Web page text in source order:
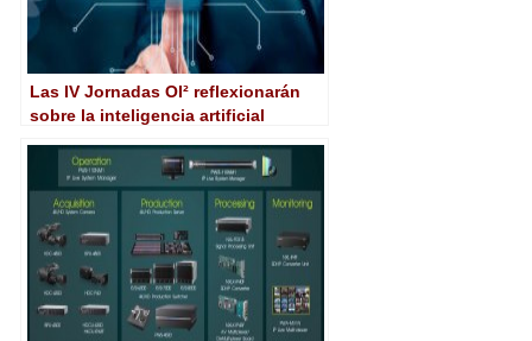
Las IV Jornadas OI² reflexionarán
sobre la inteligencia artificial